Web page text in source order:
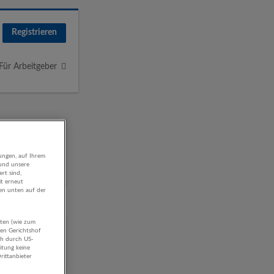
Registrieren
Für Arbeitgeber
auf Ihrem
unsere
sind,
erneut
unten auf der
(wie zum
Gerichtshof
durch US-
keine